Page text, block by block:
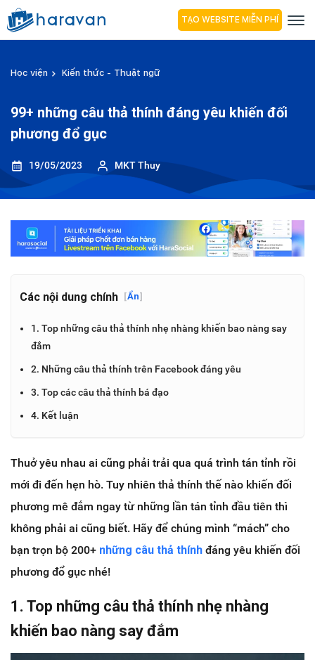
TẠO WEBSITE MIỄN PHÍ
Học viện Kiến thức - Thuật ngữ
99+ những câu thả thính đáng yêu khiến đối
phương đổ gục
19/05/2023 MKT Thuy
Các nội dung chính [Ẩn]
1. Top những câu thả thính nhẹ nhàng khiến bao nàng say
đắm
2. Những câu thả thính trên Facebook đáng yêu
3. Top các câu thả thính bá đạo
4. Kết luận
Thuở yêu nhau ai cũng phải trải qua quá trình tán tỉnh rồi
mới đi đến hẹn hò. Tuy nhiên thả thính thế nào khiến đối
phương mê đắm ngay từ những lần tán tỉnh đầu tiên thì
không phải ai cũng biết. Hãy để chúng mình “mách” cho
bạn trọn bộ 200+ những câu thả thính đáng yêu khiến đối
phương đổ gục nhé!
1. Top những câu thả thính nhẹ nhàng
khiến bao nàng say đắm